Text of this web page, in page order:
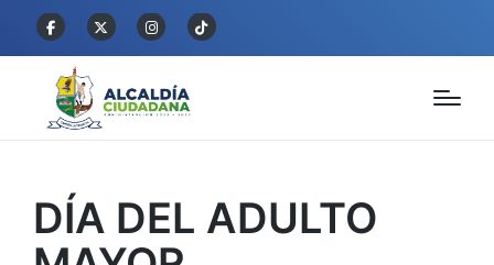
DÍA DEL ADULTO